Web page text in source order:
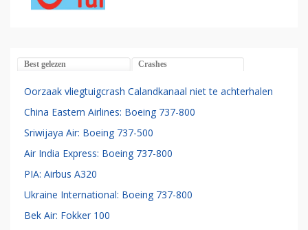
Best gelezen Crashes
Oorzaak vliegtuigcrash Calandkanaal niet te achterhalen
China Eastern Airlines: Boeing 737-800
Sriwijaya Air: Boeing 737-500
Air India Express: Boeing 737-800
PIA: Airbus A320
Ukraine International: Boeing 737-800
Bek Air: Fokker 100